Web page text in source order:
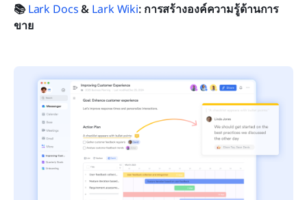
📚 Lark Docs & Lark Wiki: การสร้างองค์ความรู้ด้านการ
ขาย